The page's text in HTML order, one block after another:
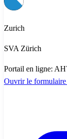
Zurich
SVA Zürich
Portail en ligne:
Ouvrir le